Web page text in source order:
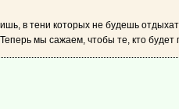
в тени которых не будешь
мы сажаем, чтобы те, кто